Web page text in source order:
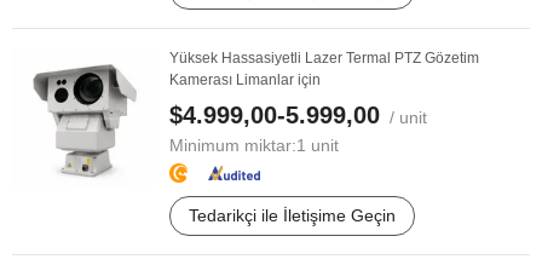
Yüksek Hassasiyetli Lazer Termal PTZ Gözetim
Kamerası Limanlar için
$4.999,00-5.999,00 / unit
Minimum miktar:1 unit
Tedarikçi ile İletişime Geçin